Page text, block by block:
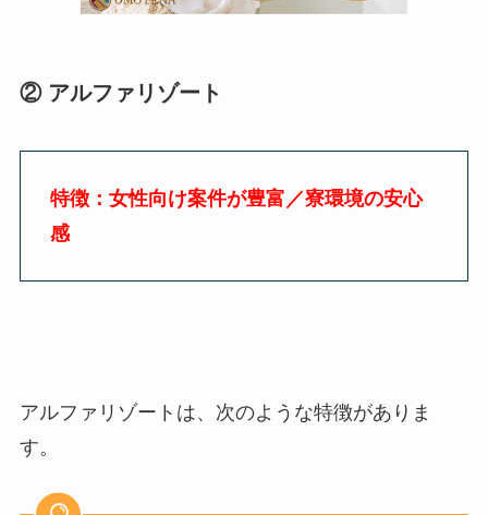
② アルファリゾート
特徴：女性向け案件が豊富／寮環境の安心
感
アルファリゾートは、次のような特徴がありま
す。